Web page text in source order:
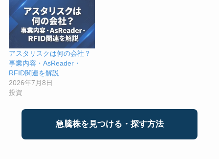
アスタリスクは何の会社？
事業内容・AsReader・
RFID関連を解説
2026年7月8日
投資
急騰株を見つける・探す方法